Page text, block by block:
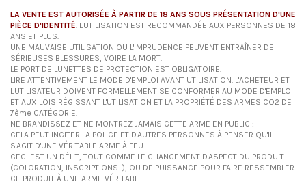
LA VENTE EST AUTORISÉE À PARTIR DE 18 ANS SOUS PRÉSENTATION D'UNE
PIÈCE D'IDENTITÉ . L'UTILISATION EST RECOMMANDÉE AUX PERSONNES DE 18
ANS ET PLUS.
UNE MAUVAISE UTILISATION OU L'IMPRUDENCE PEUVENT ENTRAÎNER DE
SÉRIEUSES BLESSURES, VOIRE LA MORT.
LE PORT DE LUNETTES DE PROTECTION EST OBLIGATOIRE.
LIRE ATTENTIVEMENT LE MODE D'EMPLOI AVANT UTILISATION. L'ACHETEUR ET
L'UTILISATEUR DOIVENT FORMELLEMENT SE CONFORMER AU MODE D'EMPLOI
ET AUX LOIS RÉGISSANT L'UTILISATION ET LA PROPRIÉTÉ DES ARMES CO2 DE
7ème CATÉGORIE.
NE BRANDISSEZ ET NE MONTREZ JAMAIS CETTE ARME EN PUBLIC :
CELA PEUT INCITER LA POLICE ET D'AUTRES PERSONNES À PENSER QU'IL
S'AGIT D'UNE VÉRITABLE ARME À FEU.
CECI EST UN DÉLIT, TOUT COMME LE CHANGEMENT D'ASPECT DU PRODUIT
(COLORATION, INSCRIPTIONS...), OU DE PUISSANCE POUR FAIRE RESSEMBLER
CE PRODUIT À UNE ARME VÉRITABLE..